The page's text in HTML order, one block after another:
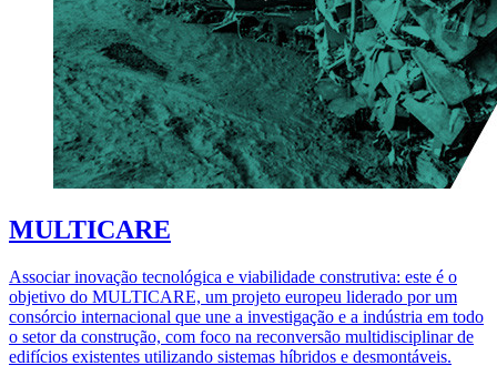
MULTICARE
Associar inovação tecnológica e viabilidade construtiva: este é o
objetivo do MULTICARE, um projeto europeu liderado por um
consórcio internacional que une a investigação e a indústria em todo
o setor da construção, com foco na reconversão multidisciplinar de
edifícios existentes utilizando sistemas híbridos e desmontáveis.